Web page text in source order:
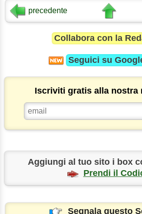
precedente
Collabora con la
Seguici su
Iscriviti gratis alla nostra
Aggiungi al tuo sito i box
Prendi il
Segnala questo